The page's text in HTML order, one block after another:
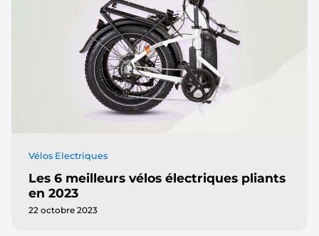
Vélos Electriques
Les 6 meilleurs vélos électriques pliants
en 2023
22 octobre 2023